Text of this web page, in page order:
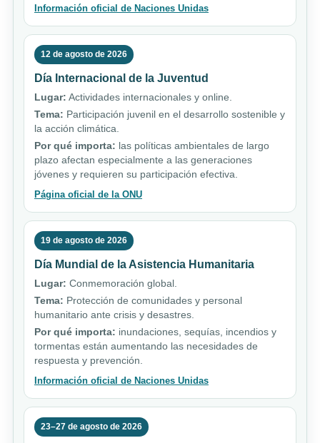
Información oficial de Naciones Unidas
12 de agosto de 2026
Día Internacional de la Juventud
Lugar: Actividades internacionales y online.
Tema: Participación juvenil en el desarrollo sostenible y
la acción climática.
Por qué importa: las políticas ambientales de largo
plazo afectan especialmente a las generaciones
jóvenes y requieren su participación efectiva.
Página oficial de la ONU
19 de agosto de 2026
Día Mundial de la Asistencia Humanitaria
Lugar: Conmemoración global.
Tema: Protección de comunidades y personal
humanitario ante crisis y desastres.
Por qué importa: inundaciones, sequías, incendios y
tormentas están aumentando las necesidades de
respuesta y prevención.
Información oficial de Naciones Unidas
23–27 de agosto de 2026